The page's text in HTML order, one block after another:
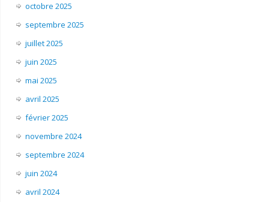
octobre 2025
septembre 2025
juillet 2025
juin 2025
mai 2025
avril 2025
février 2025
novembre 2024
septembre 2024
juin 2024
avril 2024